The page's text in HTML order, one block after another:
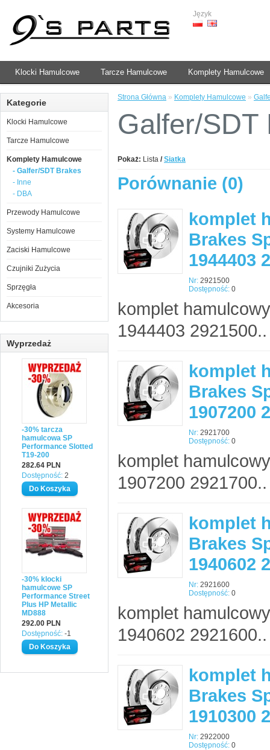
Język
Klocki Hamulcowe Tarcze Hamulcowe Komplety Hamulcowe
Kategorie
Klocki Hamulcowe
Tarcze Hamulcowe
Komplety Hamulcowe
- Galfer/SDT Brakes
- Inne
- DBA
Przewody Hamulcowe
Systemy Hamulcowe
Zaciski Hamulcowe
Czujniki Zużycia
Sprzęgła
Akcesoria
Wyprzedaż
-30% tarcza
hamulcowa SP
Performance Slotted
T19-200
282.64 PLN
Dostępność: 2
-30% klocki
hamulcowe SP
Performance Street
Plus HP Metallic
MD888
292.00 PLN
Dostępność: -1
Strona Główna » Komplety Hamulcowe »
Galfer/SDT
Pokaż: Lista / Siatka
Porównanie (0)
komplet
Brakes
1944403
Nr: 2921500
Dostępność: 0
komplet
1944403 2921500..
komplet
Brakes
1907200
Nr: 2921700
Dostępność: 0
komplet
1907200 2921700..
komplet
Brakes
1940602
Nr: 2921600
Dostępność: 0
komplet
1940602 2921600..
komplet
Brakes
1910300
Nr: 2922000
Dostępność: 0